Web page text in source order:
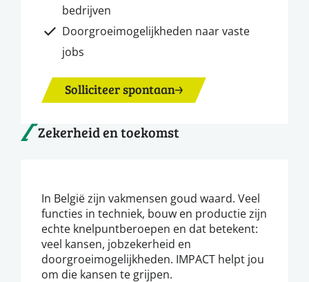
bedrijven
Doorgroeimogelijkheden naar vaste
jobs
Solliciteer spontaan
Zekerheid en toekomst
In België zijn vakmensen goud waard. Veel
functies in techniek, bouw en productie zijn
echte knelpuntberoepen en dat betekent:
veel kansen, jobzekerheid en
doorgroeimogelijkheden. IMPACT helpt jou
om die kansen te grijpen.